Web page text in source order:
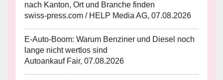
nach Kanton, Ort und Branche finden
swiss-press.com / HELP Media AG, 07.08.2026
E-Auto-Boom: Warum Benziner und Diesel noch
lange nicht wertlos sind
Autoankauf Fair, 07.08.2026